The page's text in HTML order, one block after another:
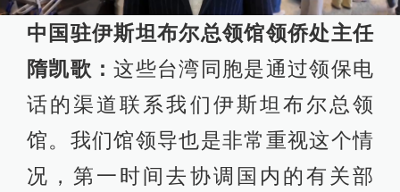
中国驻伊斯坦布尔总领馆领侨处主任
隋凯歌：这些台湾同胞是通过领保电
话的渠道联系我们伊斯坦布尔总领
馆。我们馆领导也是非常重视这个情
况，第一时间去协调国内的有关部